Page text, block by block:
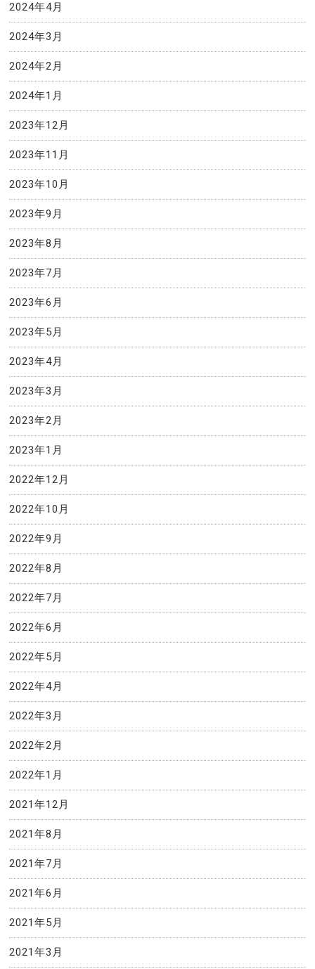
2024年4月
2024年3月
2024年2月
2024年1月
2023年12月
2023年11月
2023年10月
2023年9月
2023年8月
2023年7月
2023年6月
2023年5月
2023年4月
2023年3月
2023年2月
2023年1月
2022年12月
2022年10月
2022年9月
2022年8月
2022年7月
2022年6月
2022年5月
2022年4月
2022年3月
2022年2月
2022年1月
2021年12月
2021年8月
2021年7月
2021年6月
2021年5月
2021年3月